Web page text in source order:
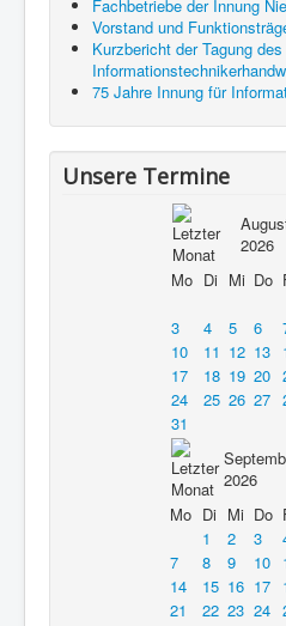
Fachbetriebe der Innung
Vorstand und
Kurzbericht der Tagung
75 Jahre Innung für
Unsere Termine
2026
Mo Di Mi Do
3
4 5 6
10
11 12 13
17
18 19 20
24
25 26 27
31
2026
Mo Di Mi Do
1
2 3
7
8 9 10
14
15 16 17
21
22 23 24